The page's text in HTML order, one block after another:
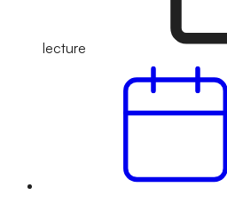
lecture